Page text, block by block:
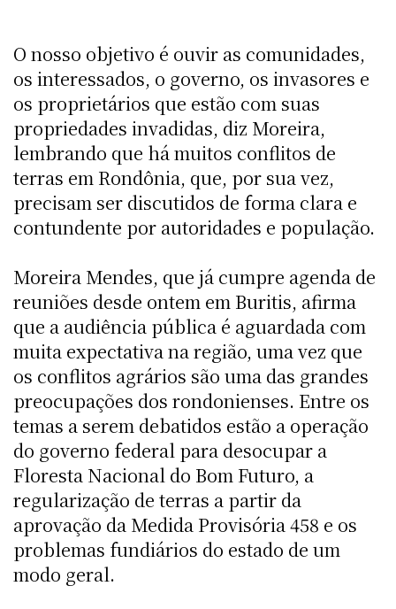
O nosso objetivo é ouvir as comunidades,
os interessados, o governo, os invasores e
os proprietários que estão com suas
propriedades invadidas, diz Moreira,
lembrando que há muitos conflitos de
terras em Rondônia, que, por sua vez,
precisam ser discutidos de forma clara e
contundente por autoridades e população.
Moreira Mendes, que já cumpre agenda de
reuniões desde ontem em Buritis, afirma
que a audiência pública é aguardada com
muita expectativa na região, uma vez que
os conflitos agrários são uma das grandes
preocupações dos rondonienses. Entre os
temas a serem debatidos estão a operação
do governo federal para desocupar a
Floresta Nacional do Bom Futuro, a
regularização de terras a partir da
aprovação da Medida Provisória 458 e os
problemas fundiários do estado de um
modo geral.